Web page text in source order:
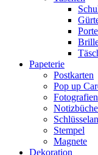
Papeterie
Postkarten
Pop up
Fotografien
Stempel
Magnete
Dekoration